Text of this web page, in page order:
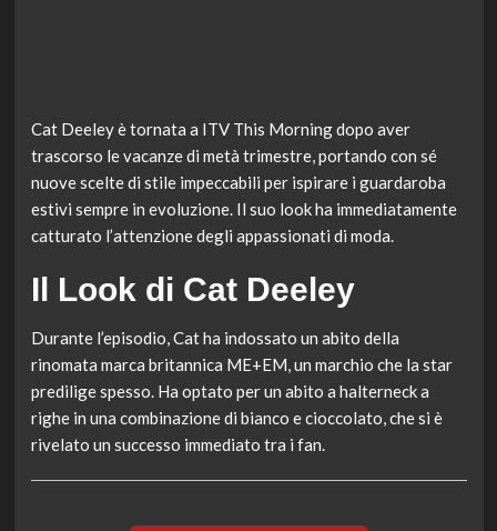
Cat Deeley è tornata a ITV This Morning dopo aver
trascorso le vacanze di metà trimestre, portando con sé
nuove scelte di stile impeccabili per ispirare i guardaroba
estivi sempre in evoluzione. Il suo look ha immediatamente
catturato l’attenzione degli appassionati di moda.
Il Look di Cat Deeley
Durante l’episodio, Cat ha indossato un abito della
rinomata marca britannica ME+EM, un marchio che la star
predilige spesso. Ha optato per un abito a halterneck a
righe in una combinazione di bianco e cioccolato, che si è
rivelato un successo immediato tra i fan.